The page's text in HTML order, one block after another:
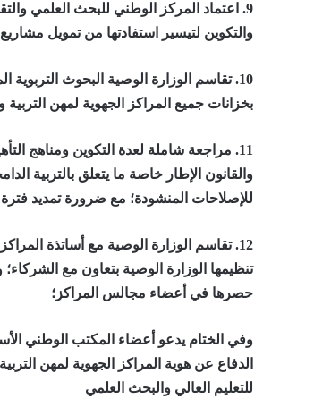
9.
اعتماد المركز الوطني للبحث العلمي
والتكوين لتيسير استفادتها من تمويل
10.
بخزانات جميع المراكز الجهوية لمهن التربية
11. مراجعة شاملة لعدة التكوين ومناهج
والقانون الإطار خاصة ما يتعلق بالتربية
للإصلاحات المنشودة؛ مع ضرورة تمديد فترة
12. تقاسم الوزارة الوصية مع أساتذة
تنظيمها الوزارة الوصية بتعاون مع
حصرها في أعضاء مجالس المراكز؛
وفي الختام يدعو أعضاء المكتب الوطني
الدفاع عن هوية المراكز الجهوية لمهن
للتعليم العالي والبحث العلمي